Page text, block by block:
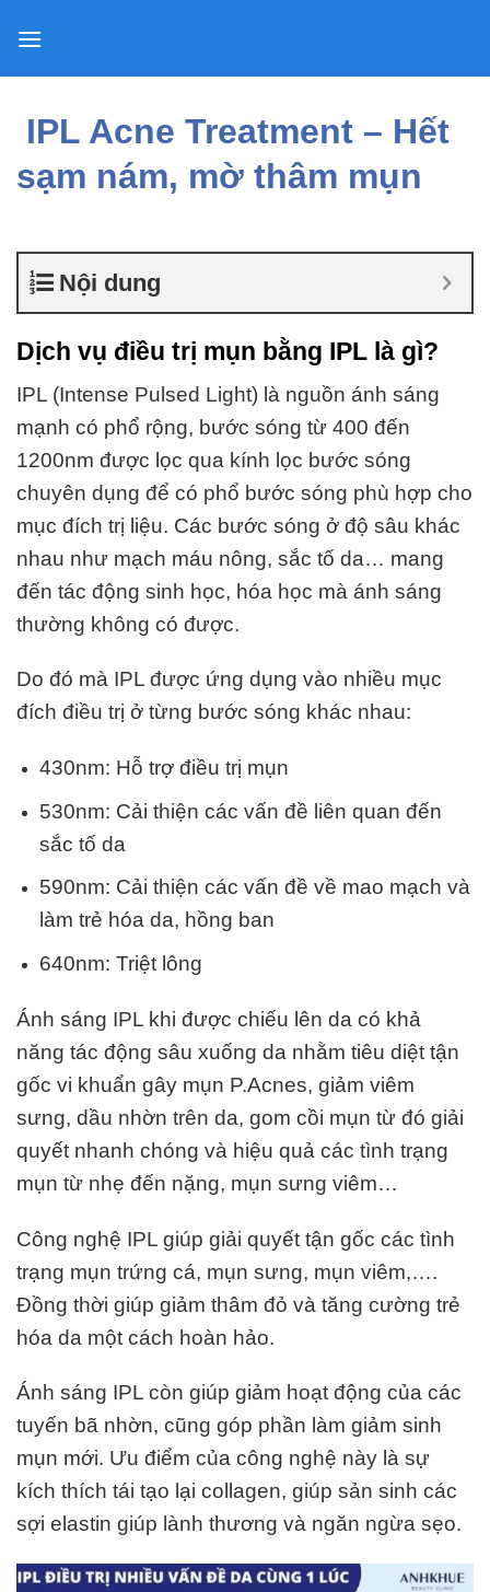
IPL Acne Treatment – Hết
sạm nám, mờ thâm mụn
Nội dung
Dịch vụ điều trị mụn bằng IPL là gì?
IPL (Intense Pulsed Light) là nguồn ánh sáng
mạnh có phổ rộng, bước sóng từ 400 đến
1200nm được lọc qua kính lọc bước sóng
chuyên dụng để có phổ bước sóng phù hợp cho
mục đích trị liệu. Các bước sóng ở độ sâu khác
nhau như mạch máu nông, sắc tố da… mang
đến tác động sinh học, hóa học mà ánh sáng
thường không có được.
Do đó mà IPL được ứng dụng vào nhiều mục
đích điều trị ở từng bước sóng khác nhau:
430nm: Hỗ trợ điều trị mụn
530nm: Cải thiện các vấn đề liên quan đến
sắc tố da
590nm: Cải thiện các vấn đề về mao mạch và
làm trẻ hóa da, hồng ban
640nm: Triệt lông
Ánh sáng IPL khi được chiếu lên da có khả
năng tác động sâu xuống da nhằm tiêu diệt tận
gốc vi khuẩn gây mụn P.Acnes, giảm viêm
sưng, dầu nhờn trên da, gom cồi mụn từ đó giải
quyết nhanh chóng và hiệu quả các tình trạng
mụn từ nhẹ đến nặng, mụn sưng viêm…
Công nghệ IPL giúp giải quyết tận gốc các tình
trạng mụn trứng cá, mụn sưng, mụn viêm,….
Đồng thời giúp giảm thâm đỏ và tăng cường trẻ
hóa da một cách hoàn hảo.
Ánh sáng IPL còn giúp giảm hoạt động của các
tuyến bã nhờn, cũng góp phần làm giảm sinh
mụn mới. Ưu điểm của công nghệ này là sự
kích thích tái tạo lại collagen, giúp sản sinh các
sợi elastin giúp lành thương và ngăn ngừa sẹo.